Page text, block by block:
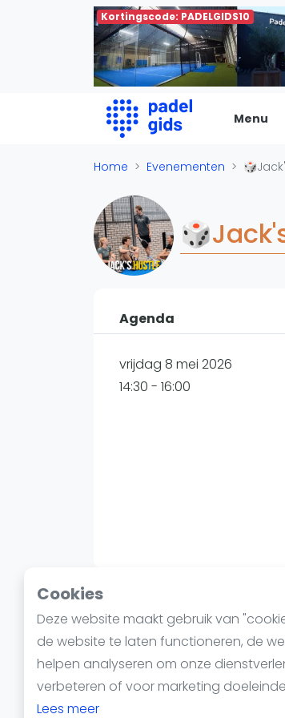
Cookies
Deze website maakt gebruik van
de website te laten functioneren, de
helpen analyseren om onze
verbeteren of voor marketing
Lees meer
Kortingscode: PADELGIDS10
Menu
De Padel Gids
Alle padel locaties
Padelwinkels
Padelreizen
Organisatie
Banenbouwers
Overige categorien
Reserveringssystemen
Padelscholen
Home Evenementen
Agenda
vrijdag 8 mei 2026
14:30 - 16:00
Over 🎲Jack's
Elke vrijdag: VrijMiBo
Start je weekend goed!
tegenstanders. Je schrijft